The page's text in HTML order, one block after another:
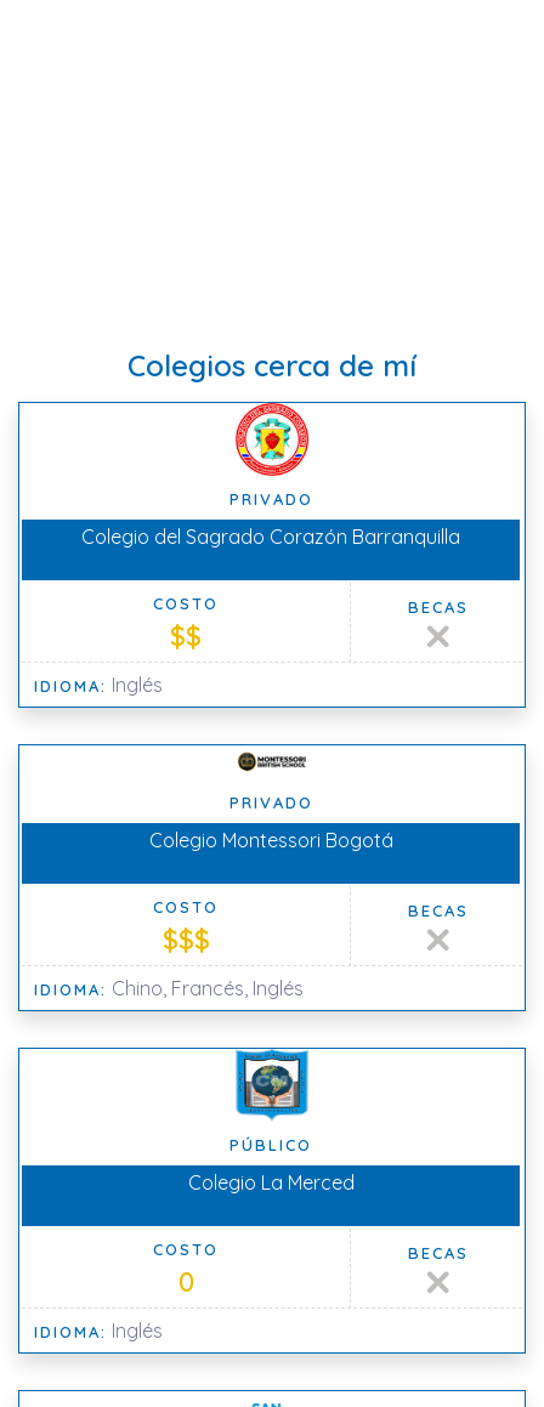
Colegios cerca de mí
PRIVADO
Colegio del Sagrado Corazón Barranquilla
COSTO
$$
BECAS
IDIOMA: Inglés
PRIVADO
Colegio Montessori Bogotá
COSTO
$$$
BECAS
IDIOMA: Chino, Francés, Inglés
PÚBLICO
Colegio La Merced
COSTO
0
BECAS
IDIOMA: Inglés